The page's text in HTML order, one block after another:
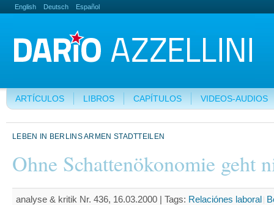
English Deutsch Español
ARTÍCULOS LIBROS CAPÍTULOS VIDEOS-AUDIOS
LEBEN IN BERLINS ARMEN STADTTEILEN
Ohne Schattenökonomie geht
analyse & kritik Nr. 436, 16.03.2000 | Tags: Relaciónes laboral